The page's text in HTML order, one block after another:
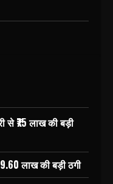
से ₹75 लाख की बड़ी
लाख की बड़ी ठगी